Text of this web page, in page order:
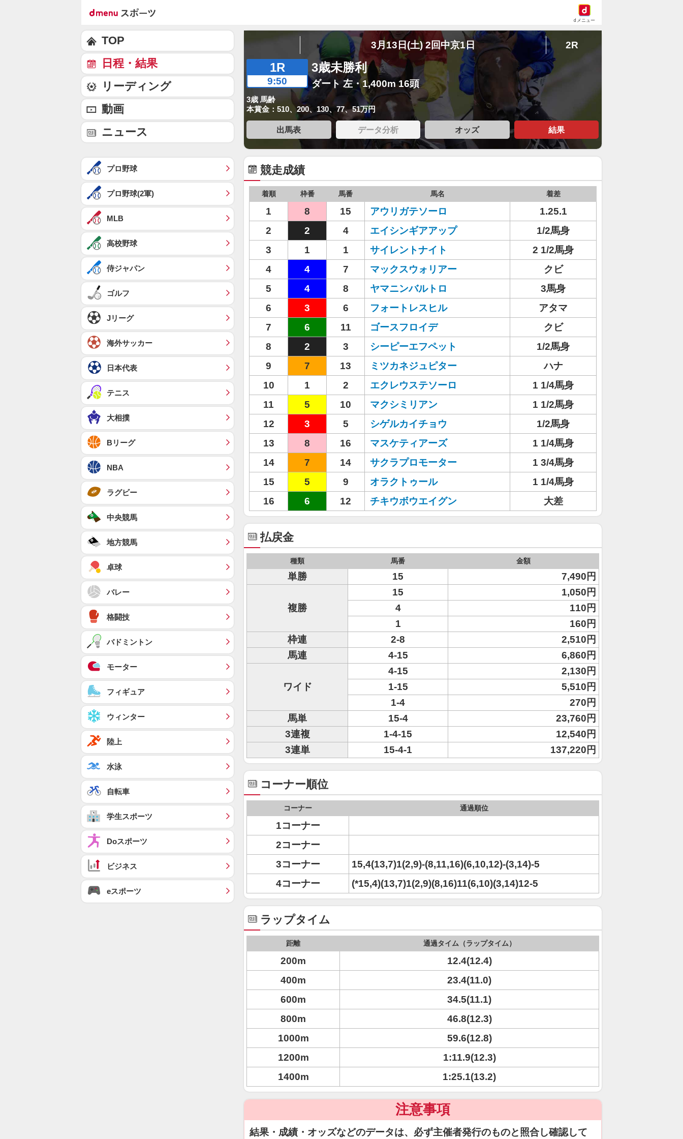
dメニュー
3月13日(土) 2回中京1日 2R
1R
9:50
3歳未勝利
ダート 左・1,400m 16頭
3歳 馬齢
本賞金：510、200、130、77、51万円
出馬表 データ分析 オッズ 結果
競走成績
着順 枠番 馬番 馬名 着差
1 8 15 アウリガテソーロ
1.25.1
2
2 4 エイシンギアアップ
1/2馬身
3
1 1 サイレントナイト
2 1/2馬身
4
4 7 マックスウォリアー
クビ
5
4 8 ヤマニンバルトロ
3馬身
6
3 6 フォートレスヒル
アタマ
7
6 11 ゴースフロイデ
クビ
8
2 3 シーピーエフペット
1/2馬身
9
7 13 ミツカネジュピター
ハナ
10
1 2 エクレウステソーロ
1 1/4馬身
11
5 10 マクシミリアン
1 1/2馬身
12
3 5 シゲルカイチョウ
1/2馬身
13
8 16 マスケティアーズ
1 1/4馬身
14
7 14 サクラプロモーター
1 3/4馬身
15
5 9 オラクトゥール
1 1/4馬身
16
6 12 チキウボウエイグン 大差
払戻金
種類 馬番 金額
単勝 15 7,490円
複勝
15
1,050円
4
110円
1
160円
枠連
2-8
2,510円
馬連
4-15 6,860円
ワイド
4-15
2,130円
1-15
5,510円
1-4
270円
馬単
15-4
23,760円
3連複
1-4-15
12,540円
3連単
15-4-1 137,220円
コーナー順位
コーナー 通過順位
1コーナー
2コーナー
3コーナー
15,4(13,7)1(2,9)-(8,11,16)(6,10,12)-(3,14)-5
4コーナー
(*15,4)(13,7)1(2,9)(8,16)11(6,10)(3,14)12-5
ラップタイム
距離 通過タイム（ラップタイム）
200m
12.4(12.4)
400m
23.4(11.0)
600m
34.5(11.1)
800m
46.8(12.3)
1000m
59.6(12.8)
1200m
1:11.9(12.3)
1400m
1:25.1(13.2)
注意事項
結果・成績・オッズなどのデータは、必ず主催者発行のものと照合し確認して
TOP
日程・結果
リーディング
動画
ニュース
プロ野球
プロ野球(2軍)
MLB
高校野球
侍ジャパン
ゴルフ
Jリーグ
海外サッカー
日本代表
テニス
大相撲
Bリーグ
NBA
ラグビー
中央競馬
地方競馬
卓球
バレー
格闘技
バドミントン
モーター
フィギュア
ウィンター
陸上
水泳
自転車
学生スポーツ
Doスポーツ
ビジネス
eスポーツ